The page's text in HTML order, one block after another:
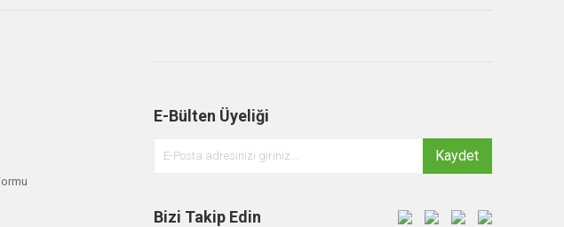
E-Bülten Üyeliği
Kaydet
Bizi Takip Edin